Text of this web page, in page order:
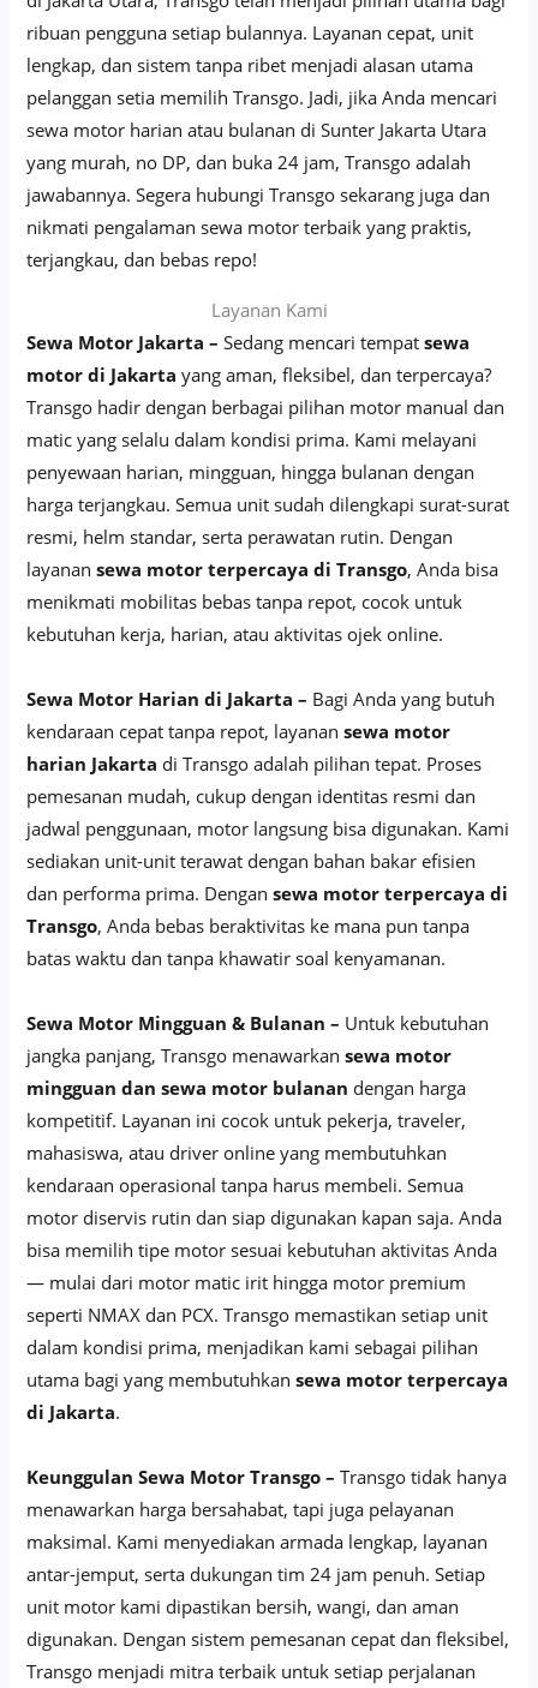
ribuan pengguna setiap bulannya. Layanan cepat, unit
lengkap, dan sistem tanpa ribet menjadi alasan utama
pelanggan setia memilih Transgo. Jadi, jika Anda mencari
sewa motor harian atau bulanan di Sunter Jakarta Utara
yang murah, no DP, dan buka 24 jam, Transgo adalah
jawabannya. Segera hubungi Transgo sekarang juga dan
nikmati pengalaman sewa motor terbaik yang praktis,
terjangkau, dan bebas repo!
Layanan Kami
Sewa Motor Jakarta – Sedang mencari tempatsewa
motor di Jakarta yang aman, fleksibel, dan terpercaya?
Transgo hadir dengan berbagai pilihan motor manual dan
matic yang selalu dalam kondisi prima. Kami melayani
penyewaan harian, mingguan, hingga bulanan dengan
harga terjangkau. Semua unit sudah dilengkapi surat-surat
resmi, helm standar, serta perawatan rutin. Dengan
layanansewa motor terpercaya di Transgo, Anda bisa
menikmati mobilitas bebas tanpa repot, cocok untuk
kebutuhan kerja, harian, atau aktivitas ojek online.
Sewa Motor Harian di Jakarta – Bagi Anda yang butuh
kendaraan cepat tanpa repot, layanansewa motor
harian Jakarta di Transgo adalah pilihan tepat. Proses
pemesanan mudah, cukup dengan identitas resmi dan
jadwal penggunaan, motor langsung bisa digunakan. Kami
sediakan unit-unit terawat dengan bahan bakar efisien
dan performa prima. Dengansewa motor terpercaya di
Transgo, Anda bebas beraktivitas ke mana pun tanpa
batas waktu dan tanpa khawatir soal kenyamanan.
Sewa Motor Mingguan & Bulanan – Untuk kebutuhan
jangka panjang, Transgo menawarkansewa motor
mingguan dan sewa motor bulanan dengan harga
kompetitif. Layanan ini cocok untuk pekerja, traveler,
mahasiswa, atau driver online yang membutuhkan
kendaraan operasional tanpa harus membeli. Semua
motor diservis rutin dan siap digunakan kapan saja. Anda
bisa memilih tipe motor sesuai kebutuhan aktivitas Anda
— mulai dari motor matic irit hingga motor premium
seperti NMAX dan PCX. Transgo memastikan setiap unit
dalam kondisi prima, menjadikan kami sebagai pilihan
utama bagi yang membutuhkansewa motor terpercaya
di Jakarta.
Keunggulan Sewa Motor Transgo – Transgo tidak hanya
menawarkan harga bersahabat, tapi juga pelayanan
maksimal. Kami menyediakan armada lengkap, layanan
antar-jemput, serta dukungan tim 24 jam penuh. Setiap
unit motor kami dipastikan bersih, wangi, dan aman
digunakan. Dengan sistem pemesanan cepat dan fleksibel,
Transgo menjadi mitra terbaik untuk setiap perjalanan